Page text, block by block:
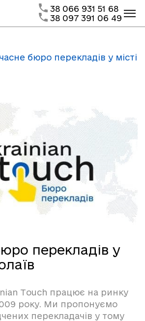
38 066 931 51 68
38 097 391 06 49
бюро перекладів у місті
перекладів у
Touch працює на ринку
року. Ми пропонуємо
перекладачів у тому